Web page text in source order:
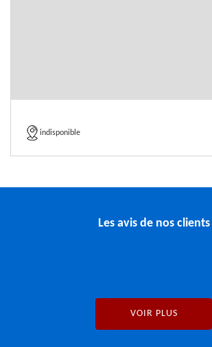
indisponible
Les avis de nos clients
VOIR PLUS